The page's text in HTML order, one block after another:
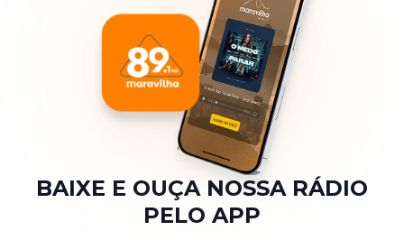
BAIXE E OUÇA NOSSA RÁDIO
PELO APP